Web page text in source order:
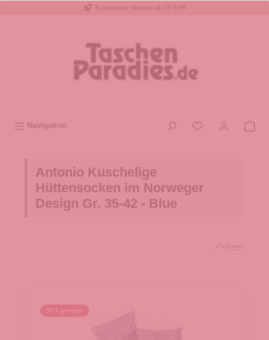
Kostenloser Versand ab 20 EUR
Navigation
Antonio Kuschelige
Hüttensocken im Norweger
Design Gr. 35-42 - Blue
10 € gespart